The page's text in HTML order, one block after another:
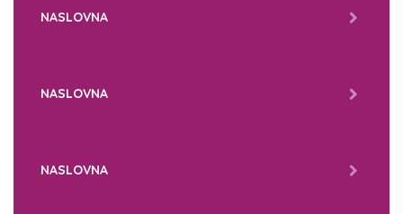
NASLOVNA
NASLOVNA
NASLOVNA